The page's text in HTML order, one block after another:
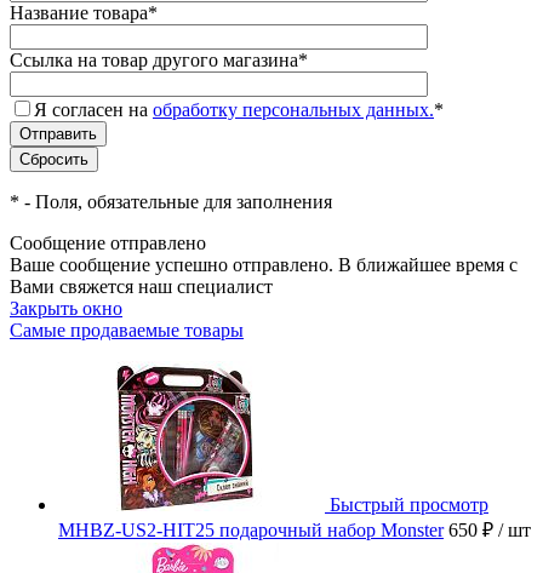
Название товара*
Ссылка на товар другого магазина*
Я согласен на обработку персональных данных.*
* - Поля, обязательные для заполнения
Сообщение отправлено
Ваше сообщение успешно отправлено. В ближайшее время с
Вами свяжется наш специалист
Закрыть окно
Самые продаваемые товары
Быстрый просмотр
MHBZ-US2-HIT25 подарочный набор Monster 650 ₽ / шт